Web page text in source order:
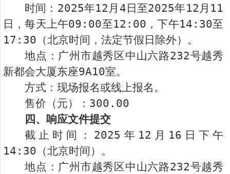
时间：2025年12月4日至2025年12月11
日，每天上午09:00至12:00，下午14:30至
17:30（北京时间，法定节假日除外）。
地点：广州市越秀区中山六路232号越秀
新都会大厦东座9A10室。
方式：现场报名或线上报名。
售价（元）：300.00
四、响应文件提交
截止时间：2025年12月16日下午
14:30（北京时间）。
地点：广州市越秀区中山六路232号越秀